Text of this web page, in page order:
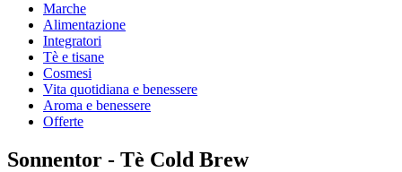
Marche
Alimentazione
Integratori
Tè e tisane
Cosmesi
Vita quotidiana e benessere
Aroma e benessere
Offerte
Sonnentor - Tè Cold Brew